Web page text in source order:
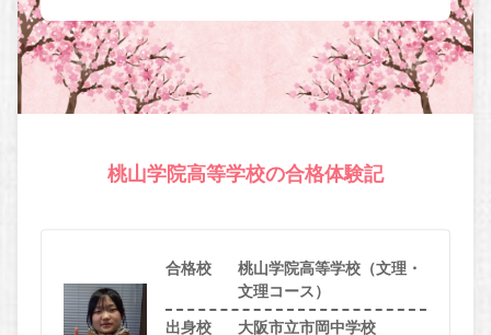
桃山学院高等学校の合格体験記
合格校
桃山学院高等学校（文理・
文理コース）
出身校 大阪市立市岡中学校